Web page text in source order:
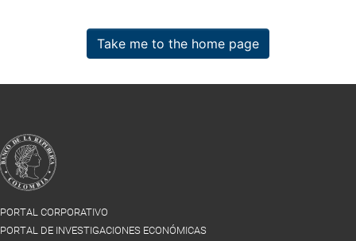
Take me to the home page
PORTAL CORPORATIVO
PORTAL DE INVESTIGACIONES ECONÓMICAS